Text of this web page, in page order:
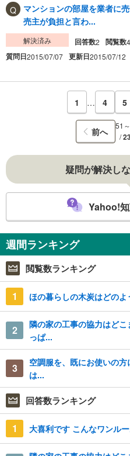
マンションの部屋を業者に
売主が負担と言わ...
解決済み 回答数2 閲覧数
質問日2015/07/07 更新日2015/07/12
1 … 4 5
前へ
51
/
疑問が解決し
Yahoo!
週間ランキング
閲覧数ランキング
1 ほの暮らしの木炭はどのよ
2
隣の家の工事の協力はど
っぱ...
3
空調服を、既にお使いの
は...
回答数ランキング
1 大喜利です こんなワンル